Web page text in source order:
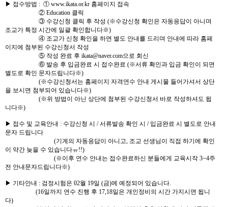
▶ 접수방법 : ① www.ikata.or.kr 홈페이지 접속
② Education 클릭
③ 수강신청 클릭 후 작성 (※수강신청 확인은 자동응답이 아니며
조교가 특정 시간에 일괄 확인합니다※)
④ 조교가 신청 확인을 하면 별도 안내를 드리며 안내에 따라 홈페
이지에 첨부된 수강신청서 작성
⑤ 작성 완료 후 ikata@naver.com으로 회신
⑥ 발송 후 입금완료 시 접수완료 (※서류 확인과 입금 확인이 되면
별도로 확인 문자드립니다※)
(※수강신청서는 홈페이지 자격연수 안내 게시물 들어가셔서 상단
을 보시면 첨부되어 있습니다※)
(※위 방법이 아닌 상단에 첨부된 수강신청서 바로 작성하셔도 됩
니다※)
▶ 접수 및 교육안내 : 수강신청 시 / 서류발송 확인 시 / 입금완료 시 별도로 안내
문자 드립니다
(기계의 자동응답이 아니고, 조교 선생님이 직접 하기에 확인
이 약간 늦을 수 있습니다ㅠ!!)
(※이후 연수 안내는 접수완료하신 분들에게 교육시작 3~4주
전 안내문자드립니다※)
▶ 기타안내 : 검정시험은 02월 19일 (금)에 예정되어 있습니다.
(16일까지 연수 진행 후 17,18일은 개인정비의 시간 가지시면 됩니
다)